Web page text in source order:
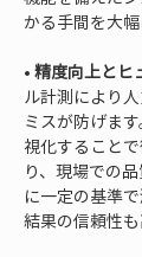
• 精度向上とヒ
ル計測により
ミスが防げま
視化すること
り、現場での
に一定の基準
結果の信頼性も